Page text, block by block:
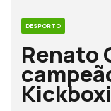
DESPORTO
Renato